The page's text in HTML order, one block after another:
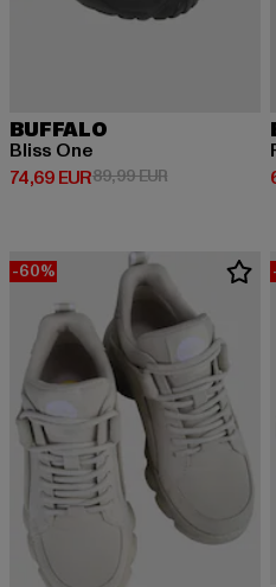
BUFFALO
Bliss One
74,69 EUR
Derzeitiger Preis: 74,69 EUR
89,99 EURAktionspreis:
-60%